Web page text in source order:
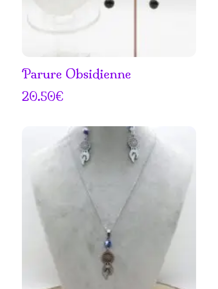
Parure Obsidienne
20.50€